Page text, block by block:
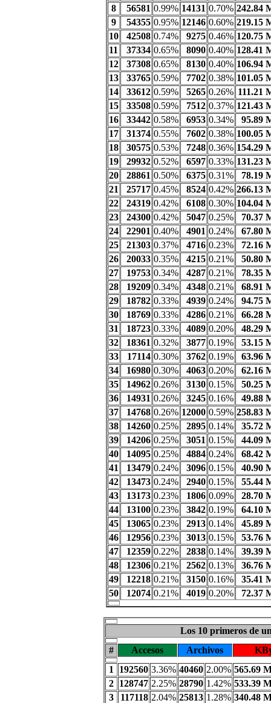
8
56581 0.99% 14131 0.70% 242.84
9
54355 0.95% 12146 0.60% 219.15
10
42508 0.74% 9275 0.46% 120.75
11
37334 0.65% 8090 0.40% 128.41
12
37308 0.65% 8130 0.40% 106.94
13
33765 0.59% 7702 0.38% 101.05
14
33612 0.59% 5265 0.26% 111.21
15
33508 0.59% 7512 0.37% 121.43
16
33442 0.58% 6953 0.34%
95.89
17
31374 0.55% 7602 0.38% 100.05
18
30575 0.53% 7248 0.36% 154.29
19
29932 0.52% 6597 0.33% 131.23
20
28861 0.50% 6375 0.31%
78.19
21
25717 0.45% 8524 0.42% 266.13
22
24319 0.42% 6108 0.30% 104.04
23
24300 0.42% 5047 0.25%
70.37
24
22901 0.40% 4901 0.24%
67.80
25
21303 0.37% 4716 0.23%
72.16
26
20033 0.35% 4215 0.21%
50.80
27
19753 0.34% 4287 0.21%
78.35
28
19209 0.34% 4348 0.21%
68.91
29
18782 0.33% 4939 0.24%
94.75
30
18769 0.33% 4286 0.21%
66.28
31
18723 0.33% 4089 0.20%
48.29
32
18361 0.32% 3877 0.19%
53.15
33
17114 0.30% 3762 0.19%
63.96
34
16980 0.30% 4063 0.20%
62.16
35
14962 0.26% 3130 0.15%
50.25
36
14931 0.26% 3245 0.16%
49.88
37
14768 0.26% 12000 0.59% 258.83
38
14260 0.25% 2895 0.14%
35.72
39
14206 0.25% 3051 0.15%
44.09
40
14095 0.25% 4884 0.24%
68.42
41
13479 0.24% 3096 0.15%
40.90
42
13473 0.24% 2940 0.15%
55.44
43
13173 0.23% 1806 0.09%
28.70
44
13100 0.23% 3842 0.19%
64.10
45
13065 0.23% 2913 0.14%
45.89
46
12956 0.23% 3013 0.15%
53.76
47
12359 0.22% 2838 0.14%
39.39
48
12306 0.21% 2562 0.13%
36.76
49
12218 0.21% 3150 0.16%
35.41
50
12074 0.21% 4019 0.20% 72.37
Los 10 primeros de
#
Accesos Archivos
1
192560 3.36% 40460 2.00% 565.69
2
128747 2.25% 28790 1.42% 533.39
3
117118 2.04% 25813 1.28% 340.48